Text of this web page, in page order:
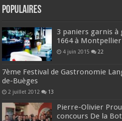
Populaires
3 paniers garnis à
1664 à Montpellier
4 juin 2015 22
7ème Festival de Gastronomie
de-Buèges
2 juillet 2012 13
Pierre-Olivier
concours De la